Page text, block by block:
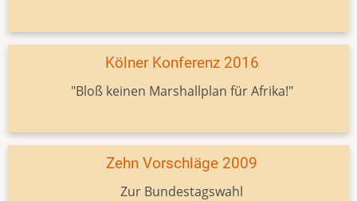
Kölner Konferenz 2016
"Bloß keinen Marshallplan für Afrika!"
Zehn Vorschläge 2009
Zur Bundestagswahl